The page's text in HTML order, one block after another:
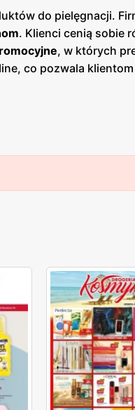
do pielęgnacji.
. Klienci cenią sobie
, w których
co pozwala
o nowościach
nacisk na jakość